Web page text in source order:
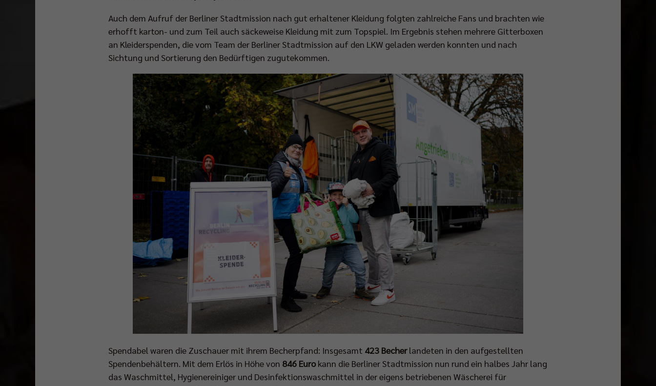
Auch dem Aufruf der Berliner Stadtmission nach gut erhaltener Kleidung folgten zahlreiche Fans und brachten wie
erhofft karton- und zum Teil auch säckeweise Kleidung mit zum Topspiel. Im Ergebnis stehen mehrere Gitterboxen
an Kleiderspenden, die vom Team der Berliner Stadtmission auf den LKW geladen werden konnten und nach
Sichtung und Sortierung den Bedürftigen zugutekommen.
Spendabel waren die Zuschauer mit ihrem Becherpfand: Insgesamt 423 Becherlandeten in den aufgestellten
Spendenbehältern. Mit dem Erlös in Höhe von 846 Eurokann die Berliner Stadtmission nun rund ein halbes Jahr lang
das Waschmittel, Hygienereiniger und Desinfektionswaschmittel in der eigens betriebenen Wäscherei für